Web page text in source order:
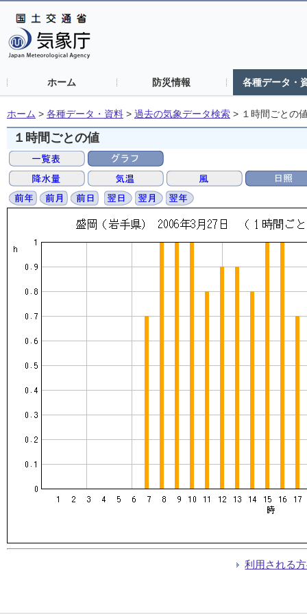
ホーム 防災情報 各種データ・
ホーム > 各種データ・資料 > 過去の気象データ検索 > １時間ごとの
１時間ごとの値
利用される